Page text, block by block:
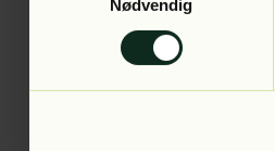
Nødvendig